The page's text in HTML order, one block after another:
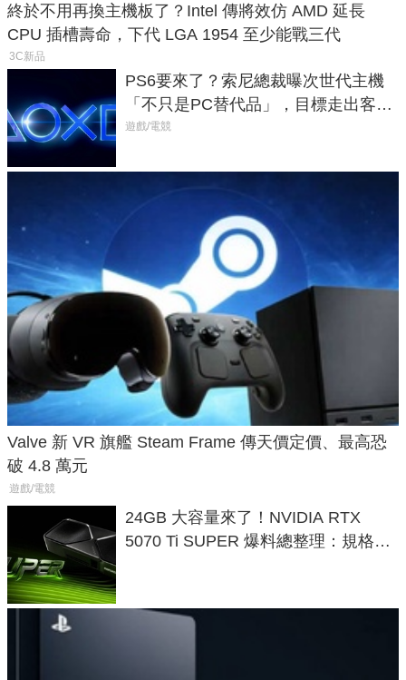
終於不用再換主機板了？Intel 傳將效仿 AMD 延長
CPU 插槽壽命，下代 LGA 1954 至少能戰三代
3C新品
PS6要來了？索尼總裁曝次世代主機
「不只是PC替代品」，目標走出客
廳、進軍電競桌面
遊戲/電競
Valve 新 VR 旗艦 Steam Frame 傳天價定價、最高恐
破 4.8 萬元
遊戲/電競
24GB 大容量來了！NVIDIA RTX
5070 Ti SUPER 爆料總整理：規格、